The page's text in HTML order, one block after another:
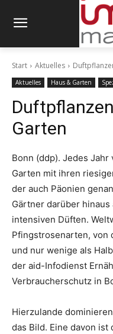
Start Aktuelles
Aktuelles Haus & Garten
Garten
Bonn (ddp). Jedes
Garten mit ihren
der auch Päonien
Gärtner darüber
intensiven Düften.
Pfingstrosenarten, von
und nur wenige als
der aid-Infodienst
Verbraucherschutz in
Hierzulande
das Bild. Eine davon